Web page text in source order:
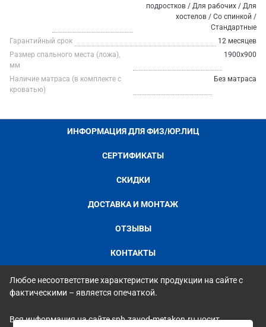
подростков / Для рабочих / Для
хостелов / Со спинкой /
Стандартные
Гарантийный срок
12 месяцев
Размер спального места (ложа),
мм
1900х900
Наличие матраса (в комплекте с
кроватью)
Без матраса
ИНФОРМАЦИЯ ДЛЯ ФИЗ/ЮР.ЛИЦ
СЕРТИФИКАТЫ
СКИДКИ
ДОСТАВКА И МОНТАЖ
ОТЗЫВЫ
КОНТАКТЫ
Любое несоответствие характеристик продукции на сайте с
фактическими – является опечаткой.
Вся информация на сайте spb.zavod-metakon.ru носит